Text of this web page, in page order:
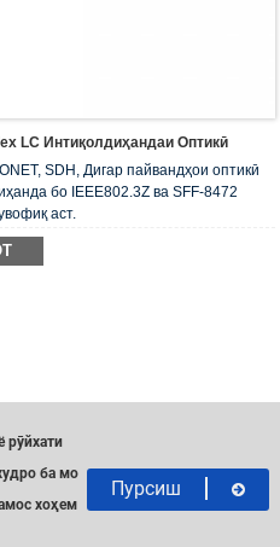
LC Интиқолдиҳандаи Оптикӣ
SDH, Дигар пайвандҳои оптикӣ
бо IEEE802.3Z ва SFF-8472
аст.
рӯйхати
ба мо
хоҳем
Пурсиш